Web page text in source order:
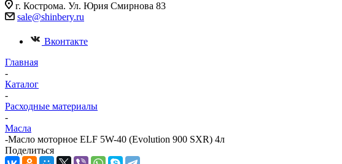
г. Кострома. Ул. Юрия Смирнова 83
sale@shinbery.ru
Вконтакте
Главная
-
Каталог
-
Расходные материалы
-
Масла
-Масло мотоpное ELF 5W-40 (Evolution 900 SXR) 4л
Поделиться